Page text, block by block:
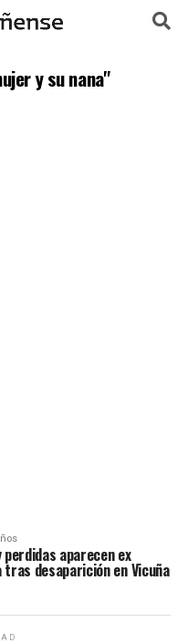
y su nana"
aparecen ex
desaparición en Vicuña